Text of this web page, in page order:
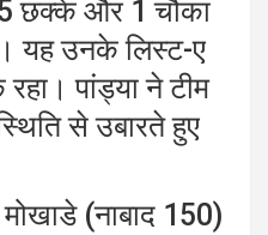
छक्के और 1 चौका
यह उनके लिस्ट-ए
पांड्या ने टीम
से उबारते हुए
(नाबाद 150)